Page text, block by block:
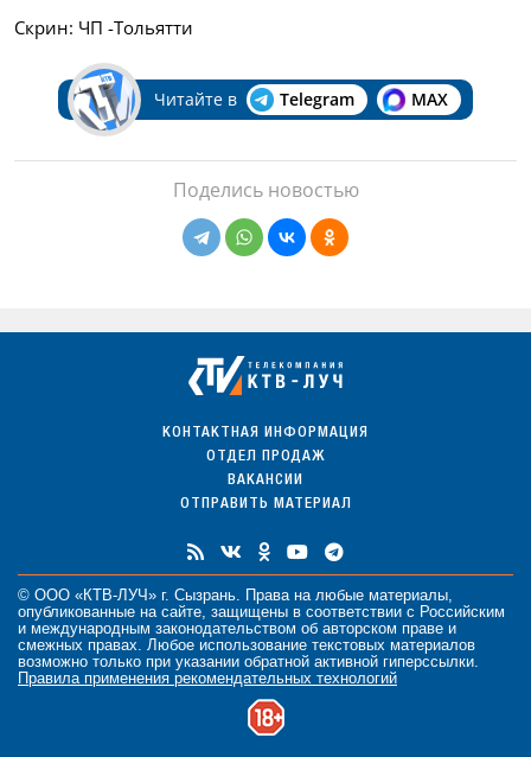
Скрин: ЧП -Тольятти
Читайте в Telegram MAX
Поделись новостью
КОНТАКТНАЯ ИНФОРМАЦИЯ
ОТДЕЛ ПРОДАЖ
ВАКАНСИИ
ОТПРАВИТЬ МАТЕРИАЛ
© ООО «КТВ-ЛУЧ» г. Сызрань. Права на любые материалы
опубликованные на сайте, защищены в соответствии с Российским
и международным законодательством об авторском праве и
смежных правах. Любое использование текстовых материалов
возможно только при указании обратной активной гиперссылки.
Правила применения рекомендательных технологий